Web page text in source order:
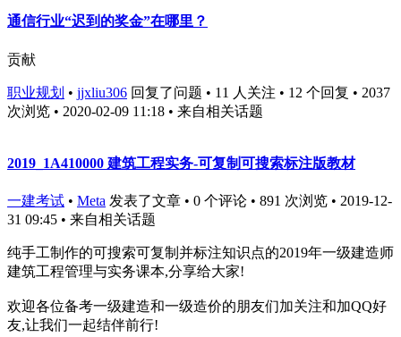
通信行业“迟到的奖金”在哪里？
贡献
职业规划 • jjxliu306 回复了问题 • 11 人关注 • 12 个回复 • 2037
次浏览 • 2020-02-09 11:18 • 来自相关话题
2019_1A410000 建筑工程实务-可复制可搜索标注版教材
一建考试 • Meta 发表了文章 • 0 个评论 • 891 次浏览 • 2019-12-
31 09:45 • 来自相关话题
纯手工制作的可搜索可复制并标注知识点的2019年一级建造师
建筑工程管理与实务课本,分享给大家!
欢迎各位备考一级建造和一级造价的朋友们加关注和加QQ好
友,让我们一起结伴前行!